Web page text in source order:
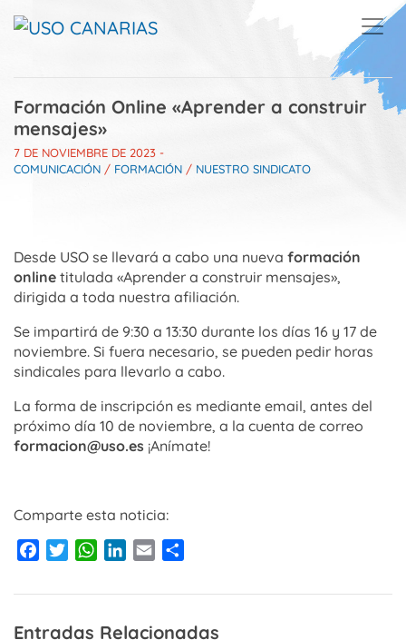
Formación Online «Aprender a construir
mensajes»
7 DE NOVIEMBRE DE 2023 -
COMUNICACIÓN / FORMACIÓN / NUESTRO SINDICATO
Desde USO se llevará a cabo una nueva formación
online titulada «Aprender a construir mensajes»,
dirigida a toda nuestra afiliación.
Se impartirá de 9:30 a 13:30 durante los días 16 y 17 de
noviembre. Si fuera necesario, se pueden pedir horas
sindicales para llevarlo a cabo.
La forma de inscripción es mediante email, antes del
próximo día 10 de noviembre, a la cuenta de correo
formacion@uso.es ¡Anímate!
Comparte esta noticia:
Facebook
TwitterWhatsApp
LinkedIn
Email
Entradas Relacionadas